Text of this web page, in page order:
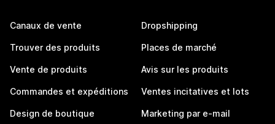
Canaux de vente
Trouver des produits
Vente de produits
Commandes et expéditions
Design de boutique
Dropshipping
Places de marché
Avis sur les produits
Ventes incitatives et lots
Marketing par e-mail